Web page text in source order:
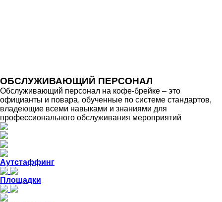
ОБСЛУЖИВАЮЩИЙ ПЕРСОНАЛ
Обслуживающий персонал на кофе-брейке – это
официанты и повара, обученные по системе стандартов,
владеющие всеми навыками и знаниями для
профессионального обслуживания мероприятий
Аутстаффинг
Площадки